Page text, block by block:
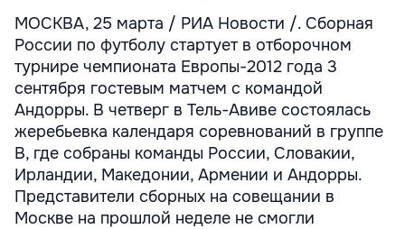
МОСКВА, 25 марта / РИА Новости /. Сборная
России по футболу стартует в отборочном
турнире чемпионата Европы-2012 года 3
сентября гостевым матчем с командой
Андорры. В четверг в Тель-Авиве состоялась
жеребьевка календаря соревнований в группе
В, где собраны команды России, Словакии,
Ирландии, Македонии, Армении и Андорры.
Представители сборных на совещании в
Москве на прошлой неделе не смогли